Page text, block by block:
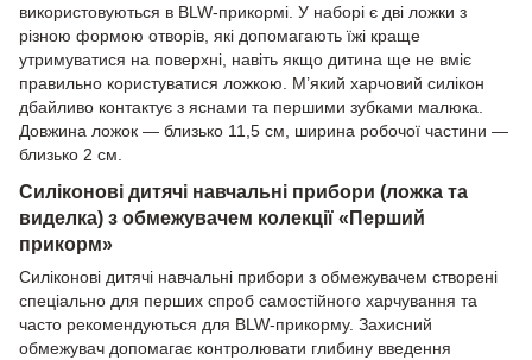
використовуються в BLW-прикормі. У наборі є дві ложки з
різною формою отворів, які допомагають їжі краще
утримуватися на поверхні, навіть якщо дитина ще не вміє
правильно користуватися ложкою. М’який харчовий силікон
дбайливо контактує з яснами та першими зубками малюка.
Довжина ложок — близько 11,5 см, ширина робочої частини —
близько 2 см.
Силіконові дитячі навчальні прибори (ложка та
виделка) з обмежувачем колекції «Перший
прикорм»
Силіконові дитячі навчальні прибори з обмежувачем створені
спеціально для перших спроб самостійного харчування та
часто рекомендуються для BLW-прикорму. Захисний
обмежувач допомагає контролювати глибину введення